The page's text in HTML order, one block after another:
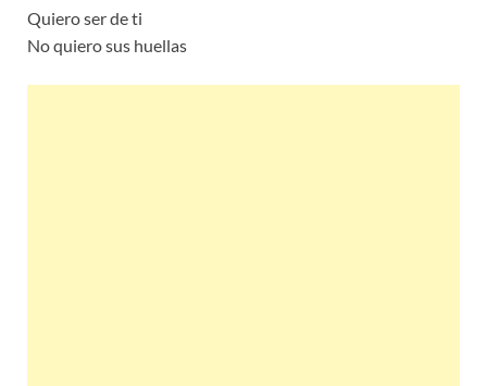
Quiero ser de ti
No quiero sus huellas